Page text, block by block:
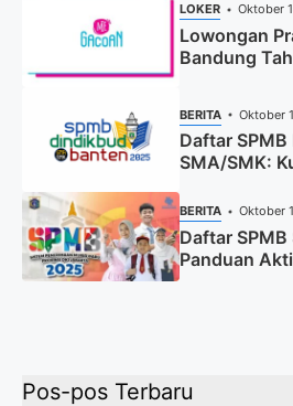
LOKER Oktober
Lowongan
Bandung
BERITA Oktober
Daftar
SMA/SMK:
BERITA Oktober
Daftar
Panduan
Lengkap
Pos-pos Terbaru